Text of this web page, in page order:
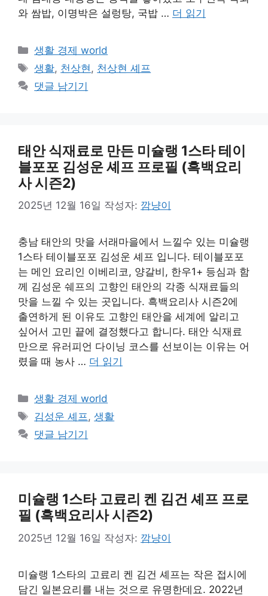
와 쌈밥, 이명박은 설렁탕, 국밥 … 더 읽기
카
테
고
리
생활 경제 world
태
그
생활, 천상현 , 천상현 셰프
댓글 남기기
태안 식재료로 만든 미슐랭 1스타 테이
블포포 김성운 셰프 프로필 (흑백요리
사 시즌2)
2025년 12월 16일 작성자: 깜냥이
충남 태안의 맛을 서래마을에서 느낄수 있는 미슐랭
1스타 테이블포포 김성운 셰프 입니다. 테이블포포
는 메인 요리인 이베리코, 양갈비, 한우1+ 등심과 함
께 김성운 쉐프의 고향인 태안의 각종 식재료들의
맛을 느낄 수 있는 곳입니다. 흑백요리사 시즌2에
출연하게 된 이유도 고향인 태안을 세계에 알리고
싶어서 고민 끝에 결정했다고 합니다. 태안 식재료
만으로 유러피언 다이닝 코스를 선보이는 이유는 어
렸을 때 농사 … 더 읽기
카
테
리
생활 경제 world
태
그
김성운 셰프,생활
댓글 남기기
미슐랭 1스타 고료리 켄 김건 셰프 프로
필 (흑백요리사 시즌2)
2025년 12월 16일 작성자: 깜냥이
미슐랭 1스타의 고료리 켄 김건 셰프는 작은 접시에
담긴 일본요리를 내는 것으로 유명한데요. 2022년